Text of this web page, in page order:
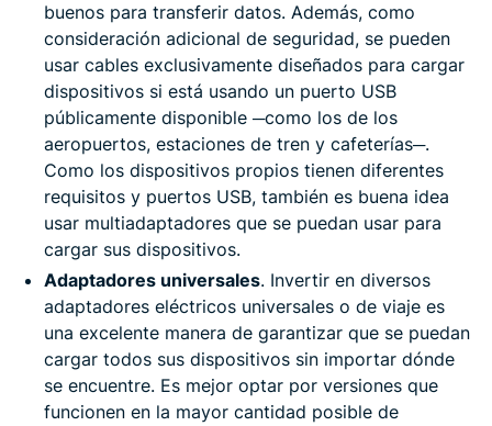
buenos para transferir datos. Además, como
consideración adicional de seguridad, se pueden
usar cables exclusivamente diseñados para cargar
dispositivos si está usando un puerto USB
públicamente disponible ─como los de los
aeropuertos, estaciones de tren y cafeterías─.
Como los dispositivos propios tienen diferentes
requisitos y puertos USB, también es buena idea
usar multiadaptadores que se puedan usar para
cargar sus dispositivos.
Adaptadores universales. Invertir en diversos
adaptadores eléctricos universales o de viaje es
una excelente manera de garantizar que se puedan
cargar todos sus dispositivos sin importar dónde
se encuentre. Es mejor optar por versiones que
funcionen en la mayor cantidad posible de